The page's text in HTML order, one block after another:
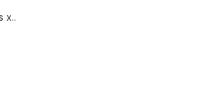
x..